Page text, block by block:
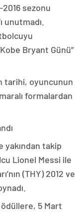
2016 sezonu
Bryant Günü”
tarihi, oyuncunun
formalardan
yakından takip
Lionel Messi ile
(THY) 2012 ve
5 Mart